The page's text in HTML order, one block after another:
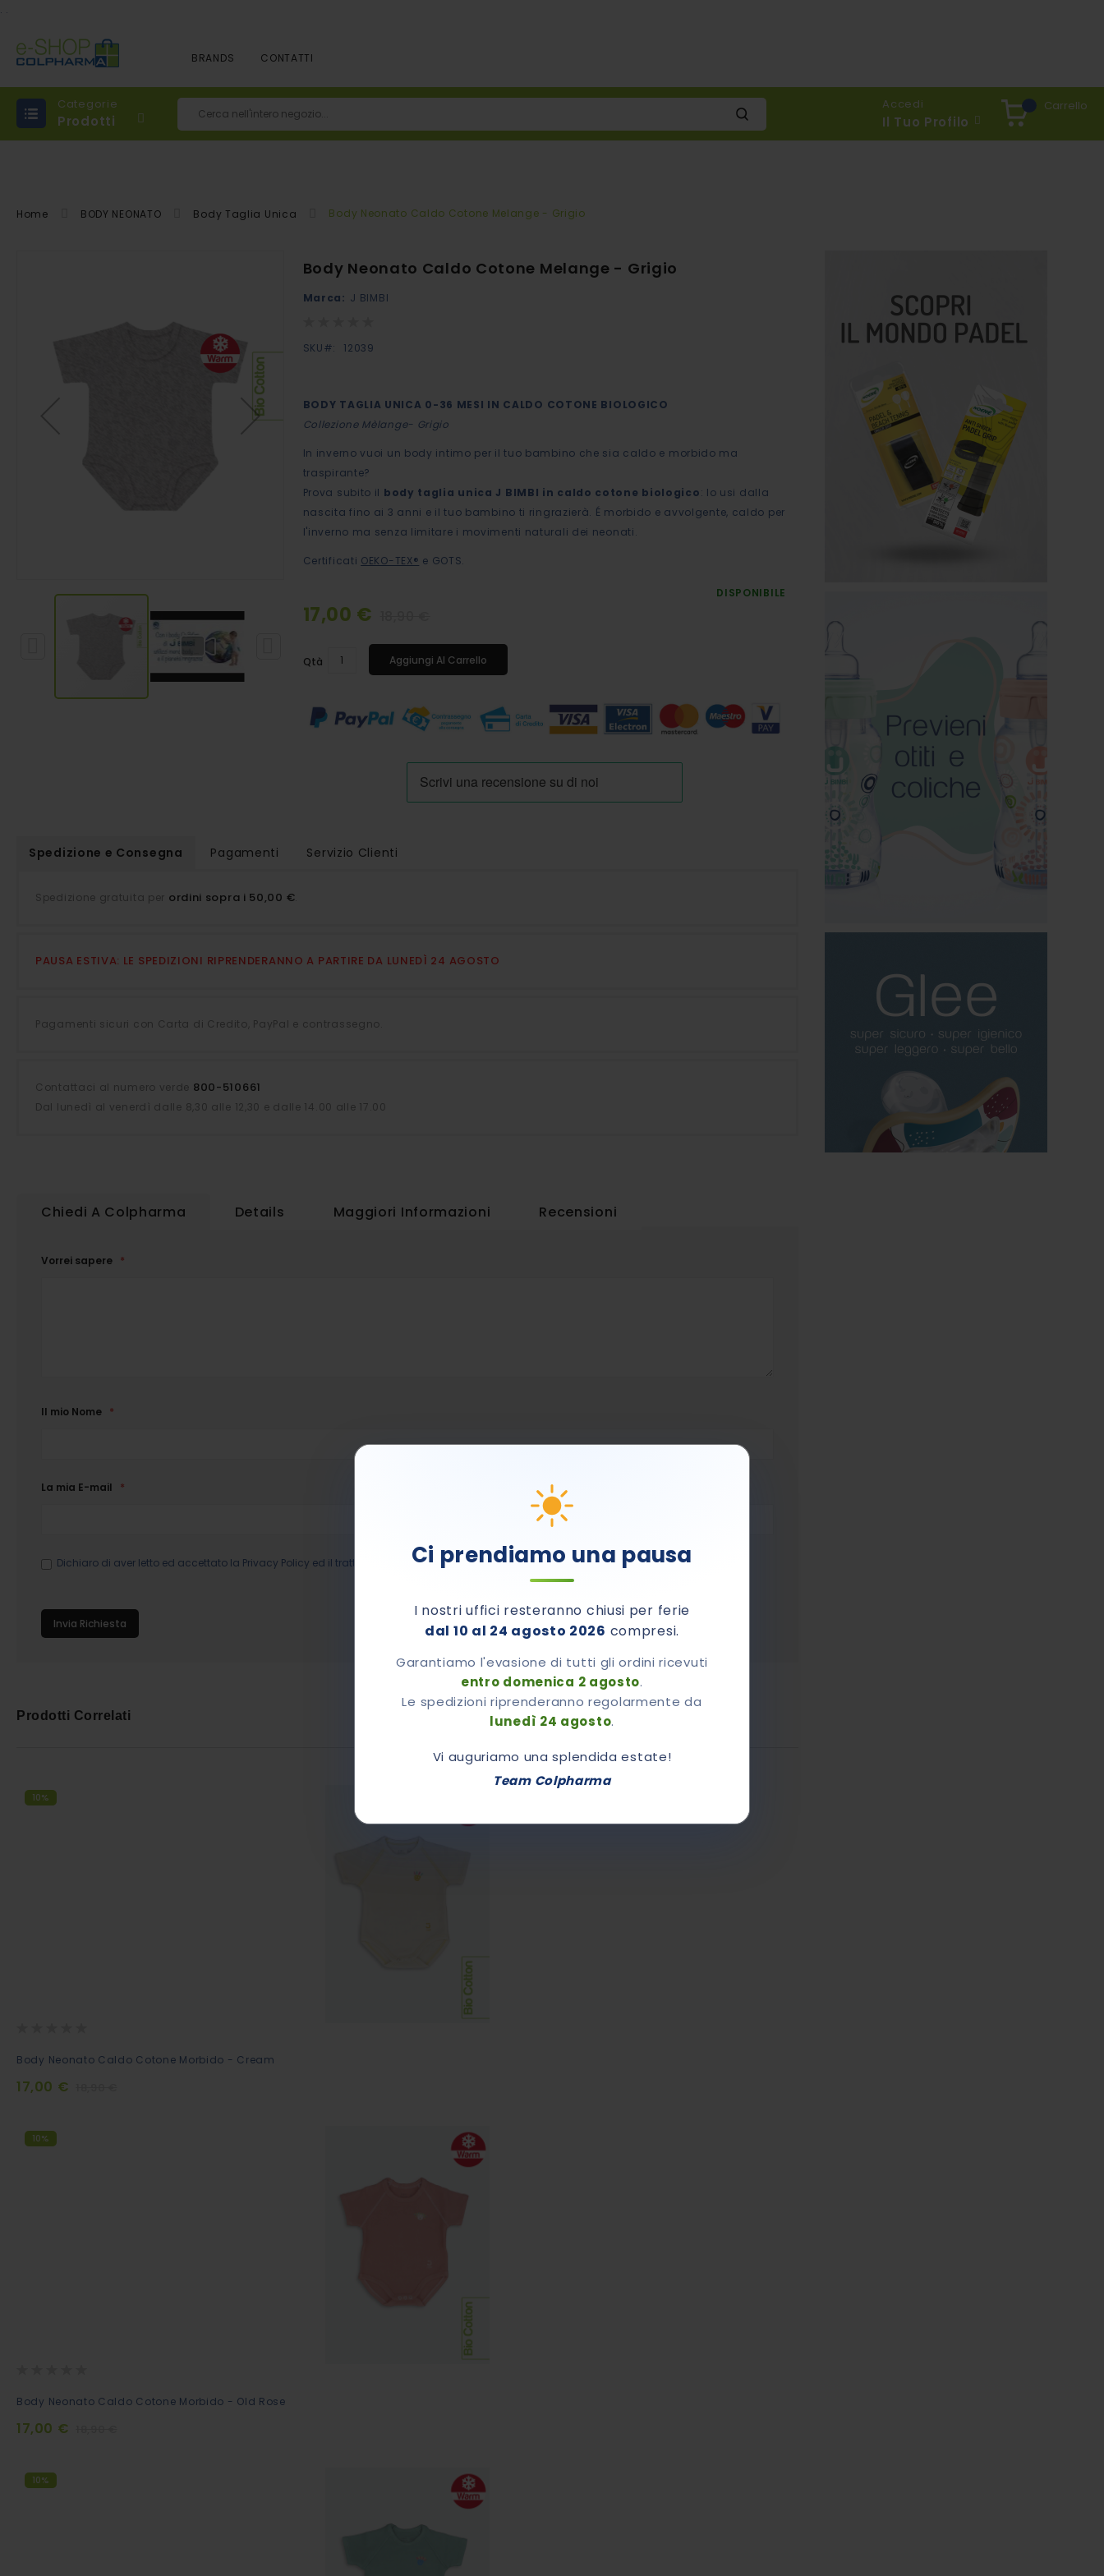
Ci prendiamo una pausa
I nostri uffici resteranno chiusi per ferie
dal 10 al 24 agosto 2026 compresi.
Garantiamo l'evasione di tutti gli ordini ricevuti
entro domenica 2 agosto.
Le spedizioni riprenderanno regolarmente da
lunedì 24 agosto.
Vi auguriamo una splendida estate!
Team Colpharma
. .
BRANDS CONTATTI
Categorie
Prodotti Cerca
Carrello
Accedi
Il Tuo Profilo
Home BODY NEONATO Body Taglia Unica Body Neonato Caldo Cotone Melange - Grigio
Spedizione e Consegna Pagamenti Servizio Clienti
Spedizione gratuita per ordini sopra i 50,00 €
PAUSA ESTIVA: LE SPEDIZIONI RIPRENDERANNO A PARTIRE DA LUNEDÌ 24 AGOSTO
Pagamenti sicuri con Carta di Credito, PayPal e contrassegno.
Contattaci al numero verde 800-510661
Dal lunedì al venerdì dalle 8,30 alle 12,30 e dalle 14.00 alle 17.00
Body Neonato Caldo Cotone Melange - Grigio
Marca: J BIMBI
SKU
12039
BODY TAGLIA UNICA 0-36 MESI IN CALDO COTONE BIOLOGICO
Collezione Mèlange- Grigio
In inverno vuoi un body intimo per il tuo bambino che sia caldo e morbido ma
traspirante?
Prova subito il body taglia unica J BIMBI in caldo cotone biologico: lo usi dalla
nascita fino ai 3 anni e il tuo bambino ti ringrazierà. É morbido e avvolgente, caldo per
l'inverno ma senza limitare i movimenti naturali dei neonati.
Certificati OEKO-TEX® e GOTS.
DISPONIBILE
Special
17,00 €
Qtà Aggiungi Al Carrello
Chiedi A Colpharma
Vorrei sapere
Il mio Nome
La mia E-mail
Dichiaro di aver letto ed accettato la Privacy Policy ed il trattamento dati.
Invia Richiesta
Details Maggiori Informazioni Recensioni
Prodotti Correlati
10%
Body Neonato Caldo Cotone Morbido - Cream
17,00 €
Aggiungi
Carrello
10%
Body Neonato Caldo Cotone Morbido - Old Rose
17,00 €
Aggiungi
Carrello
10%